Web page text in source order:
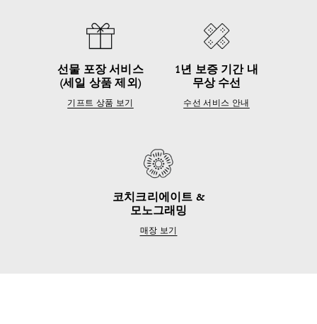
선물 포장 서비스
(세일 상품 제외)
기프트 상품 보기
1년 보증 기간 내
무상 수선
수선 서비스 안내
코치크리에이트 &
모노그래밍
매장 보기